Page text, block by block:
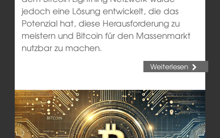
jedoch eine Lösung entwickelt, die das
Potenzial hat, diese Herausforderung zu
meistern und Bitcoin für den Massenmarkt
nutzbar zu machen.
Weiterlesen